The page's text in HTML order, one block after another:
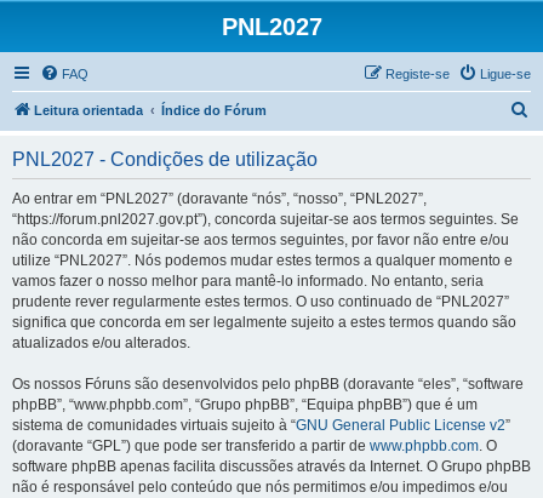
PNL2027
FAQ Ligue-se
Registe-se
Leitura orientada Índice do Fórum
PNL2027 - Condições de utilização
Ao entrar em “PNL2027” (doravante “nós”, “nosso”, “PNL2027”,
“https://forum.pnl2027.gov.pt”), concorda sujeitar-se aos termos seguintes. Se
não concorda em sujeitar-se aos termos seguintes, por favor não entre e/ou
utilize “PNL2027”. Nós podemos mudar estes termos a qualquer momento e
vamos fazer o nosso melhor para mantê-lo informado. No entanto, seria
prudente rever regularmente estes termos. O uso continuado de “PNL2027”
significa que concorda em ser legalmente sujeito a estes termos quando são
atualizados e/ou alterados.
Os nossos Fóruns são desenvolvidos pelo phpBB (doravante “eles”, “software
phpBB”, “www.phpbb.com”, “Grupo phpBB”, “Equipa phpBB”) que é um
sistema de comunidades virtuais sujeito à “GNU General Public License v2”
(doravante “GPL”) que pode ser transferido a partir de www.phpbb.com. O
software phpBB apenas facilita discussões através da Internet. O Grupo phpBB
não é responsável pelo conteúdo que nós permitimos e/ou impedimos e/ou